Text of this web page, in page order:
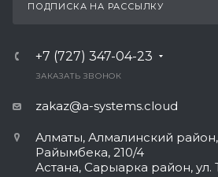
ПОДПИСКА НА РАССЫЛКУ
+7 (727) 347-04-23
ЗАКАЗАТЬ ЗВОНОК
zakaz@a-systems.cloud
Алматы, ​Алмалинский
Райымбека, 210/4
Астана, Сарыарка район,